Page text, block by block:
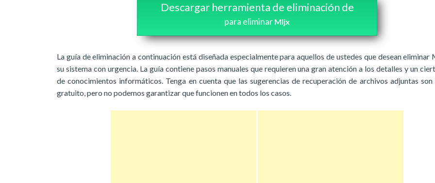
Descargar herramienta de eliminación de
para eliminar Mljx
La guía de eliminación a continuación está diseñada especialmente para aquellos de ustedes que desean eliminar
su sistema con urgencia. La guía contiene pasos manuales que requieren una gran atención a los detalles y un
de conocimientos informáticos. Tenga en cuenta que las sugerencias de recuperación de archivos adjuntas son
gratuito, pero no podemos garantizar que funcionen en todos los casos.